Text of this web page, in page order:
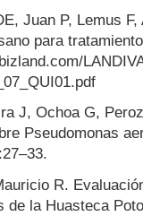
Juan P, Lemus
para
J, Ochoa G,
Pseudomonas
R.
de la Huasteca